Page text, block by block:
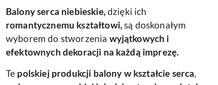
Balony serca niebieskie,dzięki ich
romantycznemu kształtowi,są doskonałym
wyborem do stworzenia wyjątkowych i
efektownych dekoracji na każdą imprezę.
Te polskiej produkcji balony w kształcie serca,